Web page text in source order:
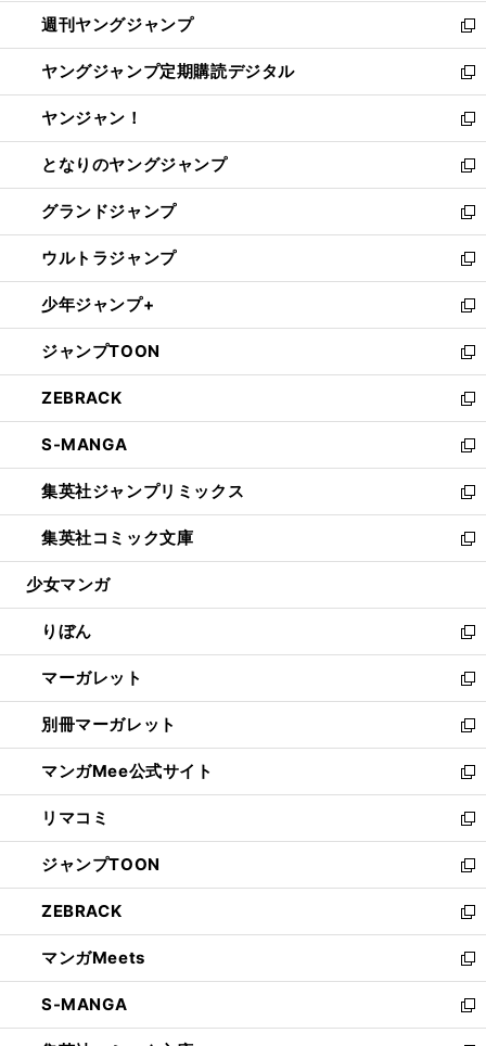
く
で
開
く
ド
ウ
で
開
く
ウ
ィ
ン
ド
ウ
で
開
く
週刊ヤングジャンプ
新
し
い
ウ
ィ
ン
ド
ウ
で
開
く
ヤングジャンプ定期購読デジタル
新
し
い
ウ
ィ
ン
ド
ウ
で
開
く
ヤンジャン！
新
し
い
ウ
ィ
ン
ド
ウ
で
開
く
となりのヤングジャンプ
新
し
い
ウ
ィ
ン
ド
ウ
で
開
く
グランドジャンプ
新
し
い
ウ
ィ
ン
ド
ウ
で
開
く
ウルトラジャンプ
新
し
い
ウ
ィ
ン
ド
ウ
で
開
く
少年ジャンプ+
新
し
い
ウ
ィ
ン
ド
ウ
で
開
く
ジャンプTOON
新
し
い
ウ
ィ
ン
ド
ウ
で
開
ZEBRACK
新
し
い
ウ
ィ
ン
ド
ウ
開
く
S-MANGA
新
し
い
ウ
ィ
ン
ウ
で
開
く
集英社ジャンプリミックス
新
し
い
ウ
ン
ド
ウ
で
開
く
集英社コミック文庫
新
し
ウ
ィ
ン
ド
ウ
で
開
く
少女マンガ
りぼん
新
し
い
ウ
ィ
ン
ド
ウ
で
開
く
マーガレット
新
し
い
ウ
ィ
ン
ド
ウ
で
開
く
別冊マーガレット
新
し
い
ウ
ィ
ン
ド
ウ
で
開
く
マンガMee公式サイト
新
し
い
ウ
ィ
ン
ド
ウ
で
開
く
リマコミ
新
し
い
ウ
ィ
ン
ド
ウ
で
開
ジャンプTOON
新
し
い
ウ
ィ
ン
ド
ウ
ZEBRACK
新
し
い
ウ
ィ
ン
マンガMeets
新
し
い
ウ
S-MANGA
新
し